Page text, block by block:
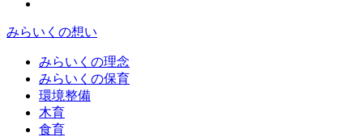
みらいくの想い
みらいくの理念
みらいくの保育
環境整備
木育
食育